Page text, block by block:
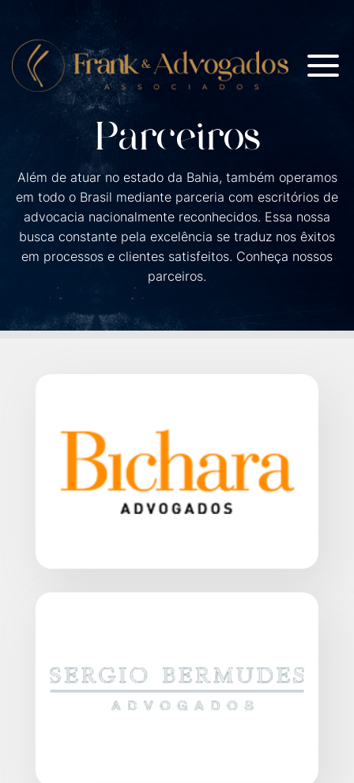
Parceiros
Além de atuar no estado da Bahia, também operamos
em todo o Brasil mediante parceria com escritórios de
advocacia nacionalmente reconhecidos. Essa nossa
busca constante pela excelência se traduz nos êxitos
em processos e clientes satisfeitos. Conheça nossos
parceiros.